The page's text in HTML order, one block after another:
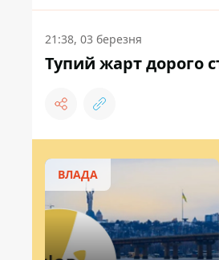
21:38, 03 березня
Тупий жарт дорого
ВЛАДА